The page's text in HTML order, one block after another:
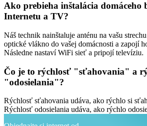
Ako prebieha inštalácia domáceho
Internetu a TV?
Náš technik nainštaluje anténu na vašu
optické vlákno do vašej domácnosti a zapojí
Následne nastaví WiFi sieť a pripojí televíziu.
Čo je to rýchlosť "sťahovania" a
"odosielania"?
Rýchlosť sťahovania udáva, ako rýchlo si
Rýchlosť odosielania udáva, ako rýchlo